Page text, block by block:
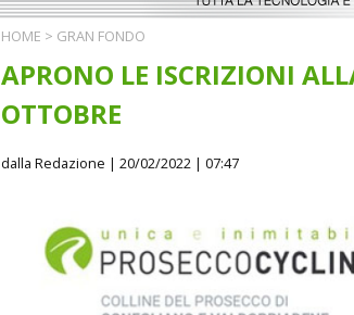
HOME > GRAN FONDO
APRONO LE ISCRIZIONI
OTTOBRE
dalla Redazione | 20/02/2022 | 07:47